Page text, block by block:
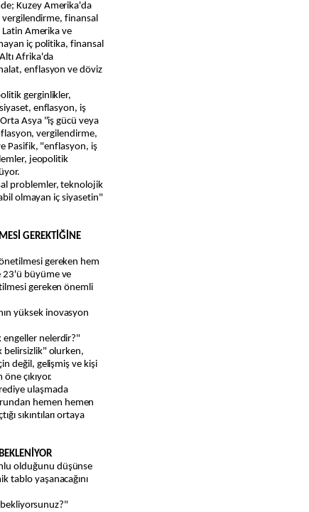
Kuzey Amerika'da
vergilendirme, finansal
Amerika ve
iç politika, finansal
Afrika'da
enflasyon ve döviz
gerginlikler,
enflasyon, iş
Asya "iş gücü veya
vergilendirme,
Pasifik, "enflasyon, iş
jeopolitik
problemler, teknolojik
olmayan iç siyasetin"
GEREKTİĞİNE
gereken hem
23'ü büyüme ve
gereken önemli
yüksek inovasyon
engeller nelerdir?"
belirsizlik" olurken,
değil, gelişmiş ve kişi
çıkıyor.
ulaşmada
hemen hemen
sıkıntıları ortaya
olduğunu düşünse
tablo yaşanacağını
bekliyorsunuz?"